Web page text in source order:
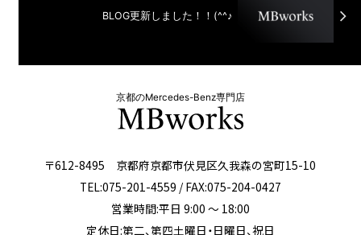
BLOG更新しました！！(^^♪
京都のMercedes-Benz専門店
〒612-8495 京都府京都市伏見区久我森の宮町15-10
TEL:075-201-4559 / FAX:075-204-0427
営業時間:平日 9:00 ～ 18:00
定休日:第二、第四土曜日・日曜日、祝日